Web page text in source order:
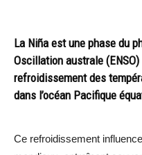
La Niña est une phase du
Oscillation australe
refroidissement des
dans l’océan Pacifique
Ce refroidissement